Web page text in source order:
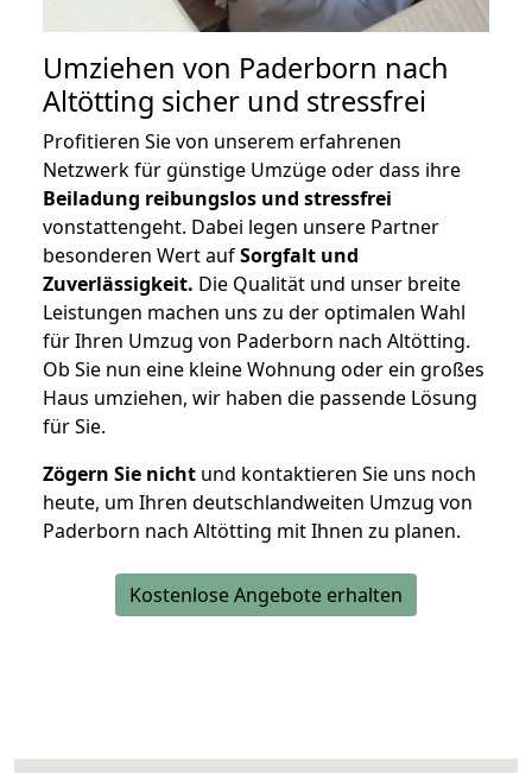
Umziehen von Paderborn nach
Altötting sicher und stressfrei
Profitieren Sie von unserem erfahrenen
Netzwerk für günstige Umzüge oder dass ihre
Beiladung reibungslos und stressfrei
vonstattengeht. Dabei legen unsere Partner
besonderen Wert aufSorgfalt und
Zuverlässigkeit. Die Qualität und unser breite
Leistungen machen uns zu der optimalen Wahl
für Ihren Umzug von Paderborn nach Altötting.
Ob Sie nun eine kleine Wohnung oder ein großes
Haus umziehen, wir haben die passende Lösung
für Sie.
Zögern Sie nicht und kontaktieren Sie uns noch
heute, um Ihren deutschlandweiten Umzug von
Paderborn nach Altötting mit Ihnen zu planen.
Kostenlose Angebote erhalten